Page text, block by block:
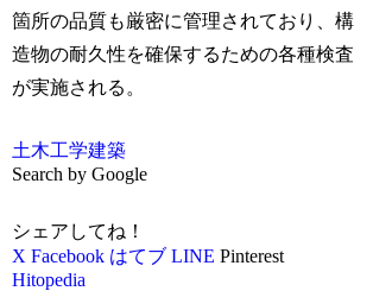
箇所の品質も厳密に管理されており、構
造物の耐久性を確保するための各種検査
が実施される。
土木工学建築
Search by Google
シェアしてね！
X Facebook はてブ LINE Pinterest
Hitopedia